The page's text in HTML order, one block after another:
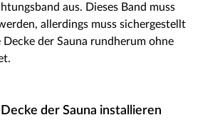
aus. Dieses Band muss
allerdings muss sichergestellt
Decke der Sauna rundherum ohne
der Sauna installieren